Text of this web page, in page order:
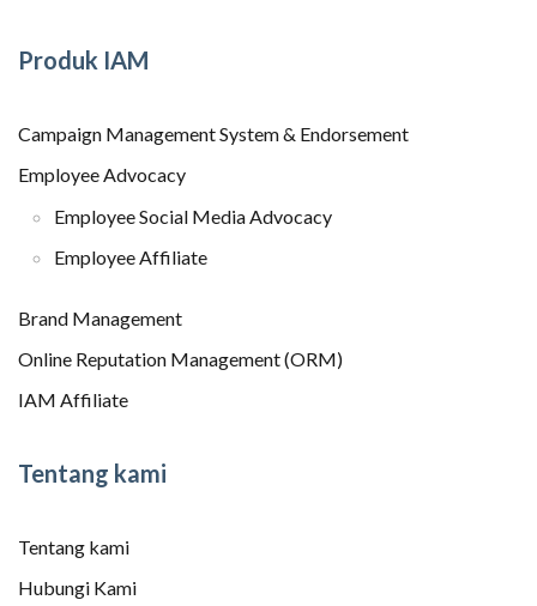
Produk IAM
Campaign Management System & Endorsement
Employee Advocacy
Employee Social Media Advocacy
Employee Affiliate
Brand Management
Online Reputation Management (ORM)
IAM Affiliate
Tentang kami
Tentang kami
Hubungi Kami